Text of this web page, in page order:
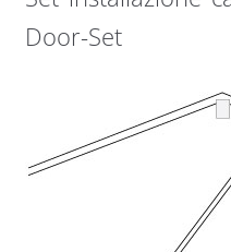
Door-Set